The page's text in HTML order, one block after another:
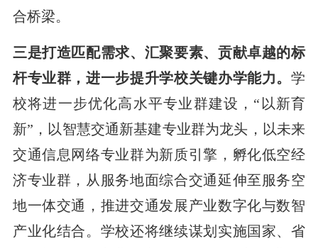
合桥梁。
三是打造匹配需求、汇聚要素、贡献卓越的标
杆专业群，进一步提升学校关键办学能力。学
校将进一步优化高水平专业群建设，“以新育
新”，以智慧交通新基建专业群为龙头，以未来
交通信息网络专业群为新质引擎，孵化低空经
济专业群，从服务地面综合交通延伸至服务空
地一体交通，推进交通发展产业数字化与数智
产业化结合。学校还将继续谋划实施国家、省